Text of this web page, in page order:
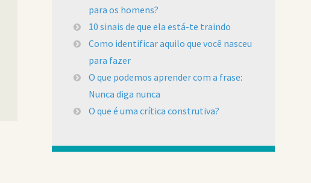
para os homens?
10 sinais de que ela está-te traindo
Como identificar aquilo que você nasceu
para fazer
O que podemos aprender com a frase:
Nunca diga nunca
O que é uma crítica construtiva?